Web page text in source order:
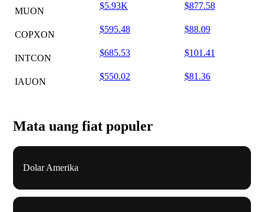
MUON
$5.93K $877.58
COPXON
$595.48 $88.09
INTCON
$685.53 $101.41
IAUON
$550.02 $81.36
Mata uang fiat populer
Dolar Amerika